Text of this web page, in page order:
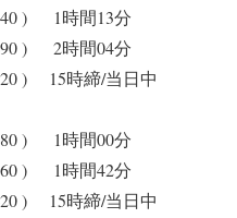
) 1時間13分
) 2時間04分
) 15時締/当日中
) 1時間00分
) 1時間42分
) 15時締/当日中